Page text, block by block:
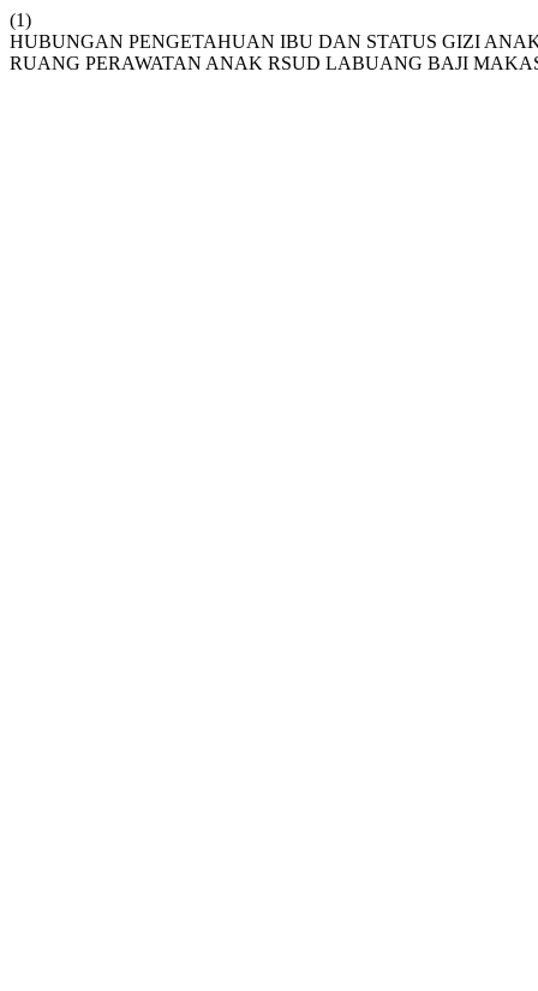
(1)
HUBUNGAN PENGETAHUAN IBU DAN STATUS GIZI
RUANG PERAWATAN ANAK RSUD LABUANG BAJI